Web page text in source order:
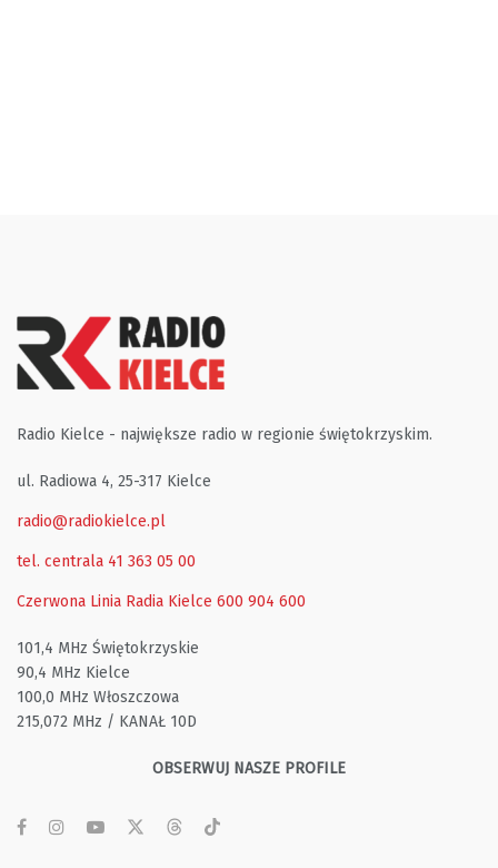
Radio Kielce - największe radio w regionie świętokrzyskim.
ul. Radiowa 4, 25-317 Kielce
radio@radiokielce.pl
tel. centrala 41 363 05 00
Czerwona Linia Radia Kielce 600 904 600
101,4 MHz Świętokrzyskie
90,4 MHz Kielce
100,0 MHz Włoszczowa
215,072 MHz / KANAŁ 10D
OBSERWUJ NASZE PROFILE